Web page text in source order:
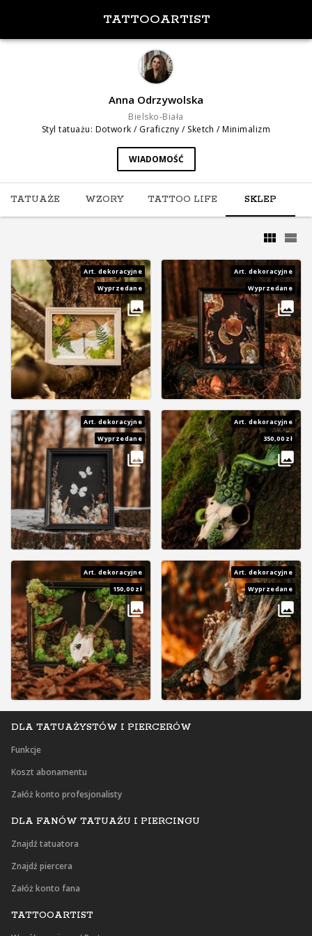
TATTOOARTIST
DLA TATUAŻYSTÓW I PIERCERÓW
Funkcje
Koszt abonamentu
Załóż konto profesjonalisty
DLA FANÓW TATUAŻU I PIERCINGU
Znajdź tatuatora
Znajdź piercera
Załóż konto fana
TATTOOARTIST
Anna Odrzywolska
Bielsko-Biała
Styl tatuażu: Dotwork / Graficzny / Sketch / Minimalizm
WIADOMOŚĆ
TATUAŻE WZORY TATTOO LIFE SKLEP
Art. dekoracyjne
Wyprzedane
Art. dekoracyjne
Wyprzedane
Art. dekoracyjne
Wyprzedane
Art. dekoracyjne
350,00 zł
Art. dekoracyjne
150,00 zł
Art. dekoracyjne
Wyprzedane